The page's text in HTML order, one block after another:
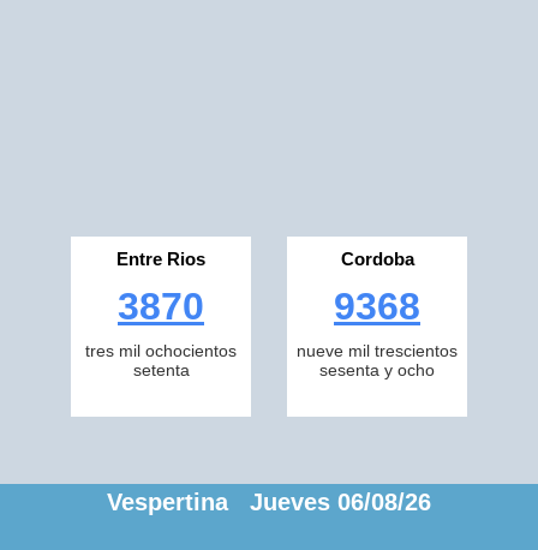
Entre Rios
3870
tres mil ochocientos
setenta
Cordoba
9368
nueve mil trescientos
sesenta y ocho
Vespertina Jueves 06/08/26